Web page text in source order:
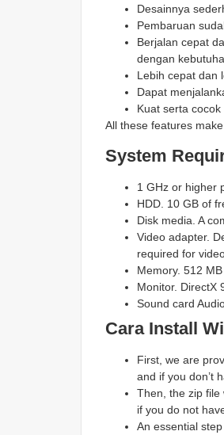
Desainnya
Pembaruan
Berjalan cepat
dengan
Lebih cepat dan
Dapat
Kuat serta
All these features
System
1 GHz or higher
HDD. 10 GB of
Disk media. A
Video adapter.
required for
Memory. 512
Monitor. DirectX
Sound card
Cara Install
First, we are
and if you don’t
Then, the zip file
if you do not
An essential